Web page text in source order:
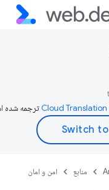
ترجمه شده است.
منابع امن و امان